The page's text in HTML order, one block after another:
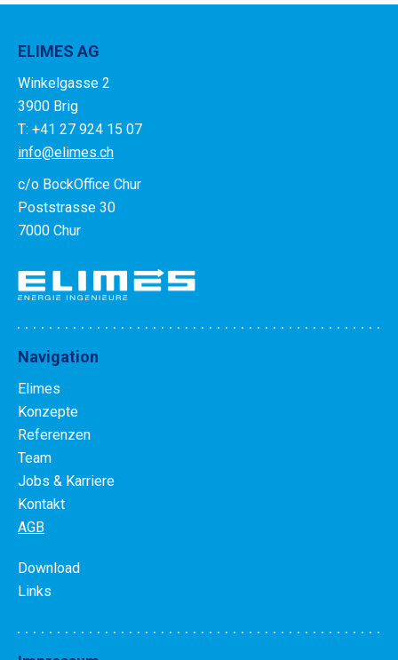
ELIMES AG
Winkelgasse 2
3900 Brig
T: +41 27 924 15 07
info@elimes.ch
c/o BockOffice Chur
Poststrasse 30
7000 Chur
Navigation
Elimes
Konzepte
Referenzen
Team
Jobs & Karriere
Kontakt
AGB
Download
Links